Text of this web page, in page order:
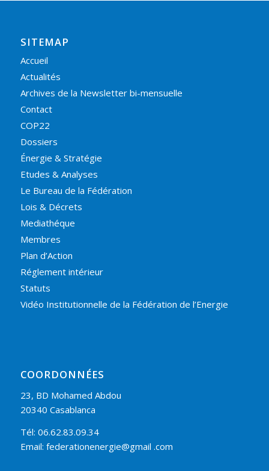
SITEMAP
Accueil
Actualités
Archives de la Newsletter bi-mensuelle
Contact
COP22
Dossiers
Énergie & Stratégie
Etudes & Analyses
Le Bureau de la Fédération
Lois & Décrets
Mediathéque
Membres
Plan d’Action
Réglement intérieur
Statuts
Vidéo Institutionnelle de la Fédération de l’Energie
COORDONNÉES
23, BD Mohamed Abdou
20340 Casablanca
Tél: 06.62.83.09.34
Email: federationenergie@gmail .com